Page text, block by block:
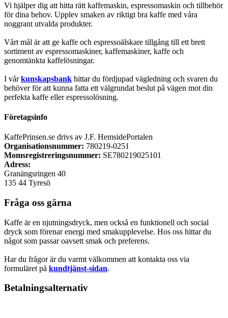
Vi hjälper dig att hitta rätt kaffemaskin, espressomaskin och tillbehör
för dina behov. Upplev smaken av riktigt bra kaffe med våra
noggrant utvalda produkter.
Vårt mål är att ge kaffe och espressoälskare tillgång till ett brett
sortiment av espressomaskiner, kaffemaskiner, kaffe och
genomtänkta kaffelösningar.
I vårkunskapsbank hittar du fördjupad vägledning och svaren du
behöver för att kunna fatta ett välgrundat beslut på vägen mot din
perfekta kaffe eller espressolösning.
Företagsinfo
KaffePrinsen.se drivs av J.F. HemsidePortalen
Organisationsnummer: 780219-0251
Momsregistreringsnummer: SE780219025101
Adress:
Granängsringen 40
135 44 Tyresö
Fråga oss gärna
Kaffe är en njutningsdryck, men också en funktionell och social
dryck som förenar energi med smakupplevelse. Hos oss hittar du
något som passar oavsett smak och preferens.
Har du frågor är du varmt välkommen att kontakta oss via
formuläret på kundtjänst-sidan.
Betalningsalternativ